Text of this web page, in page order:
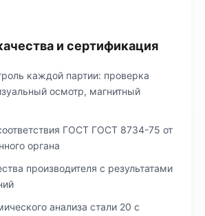
и сертификация
каждой партии: проверка
осмотр, магнитный
ГОСТ ГОСТ 8734-75 от
органа
производителя с результатами
анализа стали 20 с